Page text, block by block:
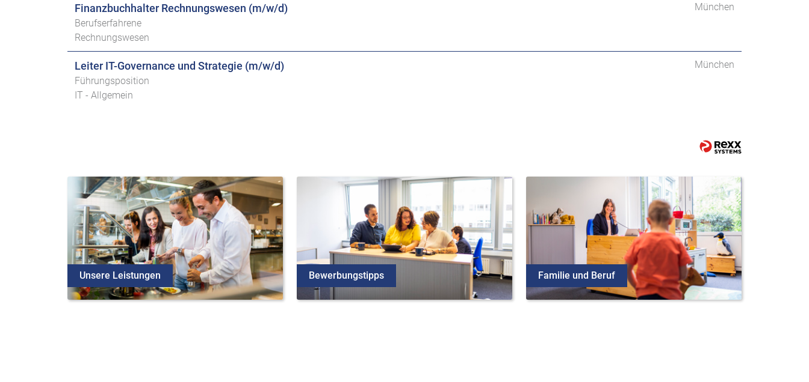
Finanzbuchhalter Rechnungswesen (m/w/d)
Berufserfahrene
Rechnungswesen
München
Leiter IT-Governance und Strategie (m/w/d)
Führungsposition
IT - Allgemein
München
Unsere Leistungen Bewerbungstipps Familie und Beruf